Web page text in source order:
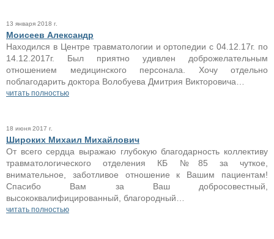
13 января 2018 г.
Моисеев Александр
Находился в Центре травматологии и ортопедии с 04.12.17г. по
14.12.2017г. Был приятно удивлен доброжелательным
отношением медицинского персонала. Хочу отдельно
поблагодарить доктора Волобуева Дмитрия Викторовича…
читать полностью
18 июня 2017 г.
Широких Михаил Михайлович
От всего сердца выражаю глубокую благодарность коллективу
травматологического отделения КБ №85 за чуткое,
внимательное, заботливое отношение к Вашим пациентам!
Спасибо Вам за Ваш добросовестный,
высококвалифицированный, благородный…
читать полностью